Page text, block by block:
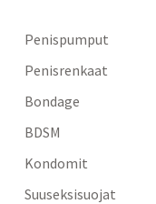
Penispumput
Penisrenkaat
Bondage
BDSM
Kondomit
Suuseksisuojat